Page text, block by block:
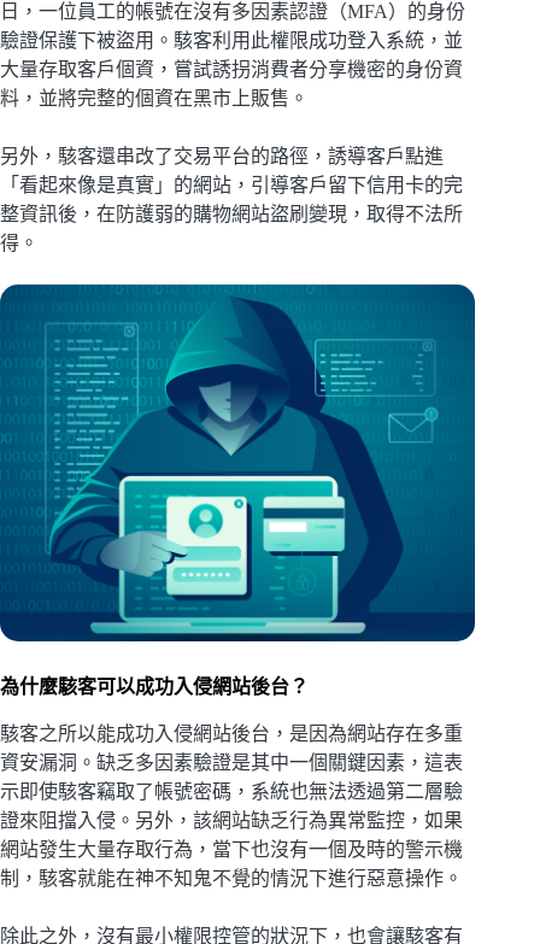
日，一位員工的帳號在沒有多因素認證（MFA）的身份
驗證保護下被盜用。駭客利用此權限成功登入系統，並
大量存取客戶個資，嘗試誘拐消費者分享機密的身份資
料，並將完整的個資在黑市上販售。
另外，駭客還串改了交易平台的路徑，誘導客戶點進
「看起來像是真實」的網站，引導客戶留下信用卡的完
整資訊後，在防護弱的購物網站盜刷變現，取得不法所
得。
為什麼駭客可以成功入侵網站後台？
駭客之所以能成功入侵網站後台，是因為網站存在多重
資安漏洞。缺乏多因素驗證是其中一個關鍵因素，這表
示即使駭客竊取了帳號密碼，系統也無法透過第二層驗
證來阻擋入侵。另外，該網站缺乏行為異常監控，如果
網站發生大量存取行為，當下也沒有一個及時的警示機
制，駭客就能在神不知鬼不覺的情況下進行惡意操作。
除此之外，沒有最小權限控管的狀況下，也會讓駭客有